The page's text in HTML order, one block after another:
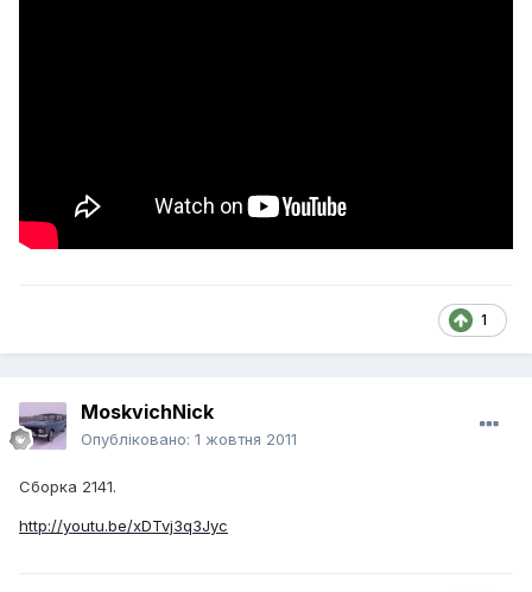
1
MoskvichNick
Опубліковано: 1 жовтня 2011
Сборка 2141.
http://youtu.be/xDTvj3q3Jyc